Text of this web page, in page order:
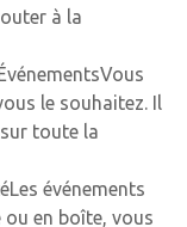
à la
le souhaitez. Il
toute la
événements
en boîte, vous